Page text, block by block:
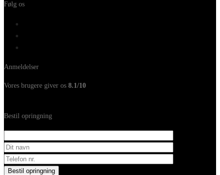
Følg os
Anmeldelser
Vores brugere giver os 8.1/10
Bestil opringning